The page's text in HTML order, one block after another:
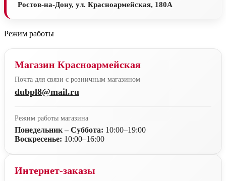
Ростов-на-Дону, ул. Красноармейская, 180А
Режим работы
Магазин Красноармейская
Почта для связи с розничным магазином
dubpl8@mail.ru
Режим работы магазина
Понедельник – Суббота: 10:00–19:00
Воскресенье: 10:00–16:00
Интернет-заказы